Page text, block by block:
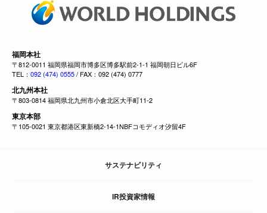
福岡本社
〒812-0011 福岡県福岡市博多区博多駅前2-1-1 福岡朝日ビル6F
TEL： 092 (474) 0555/ FAX：092 (474) 0777
北九州本社
〒803-0814 福岡県北九州市小倉北区大手町11-2
東京本部
〒105-0021 東京都港区東新橋2-14-1NBFコモディオ汐留4F
サステナビリティ
IR投資家情報